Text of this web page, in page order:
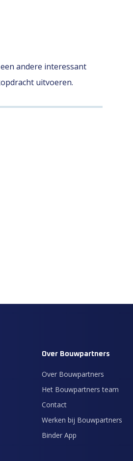
andere interessant
uitvoeren.
Over Bouwpartners
Over Bouwpartners
Het Bouwpartners team
Contact
Werken bij Bouwpartners
Binder App